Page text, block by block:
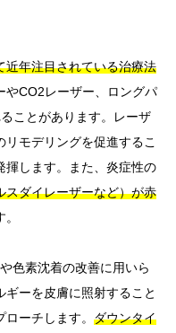
近年注目されている治療法
やCO2レーザー、ロングパ
ことがあります。レーザ
モデリングを促進するこ
揮します。また、炎症性の
スダイレーザーなど）が赤
色素沈着の改善に用いら
ーを皮膚に照射すること
ーチします。 ダウンタイ